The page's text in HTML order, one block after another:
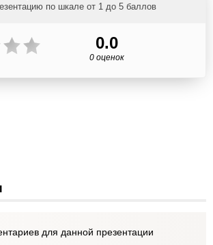
по шкале от 1 до 5 баллов
0.0
0 оценок
для данной презентации